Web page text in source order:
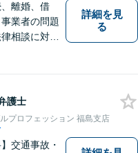
離婚、借
業者の問題
相談に対応
ら、まずは
詳細を見
る
護士
プロフェッション 福島支店
交通事故・